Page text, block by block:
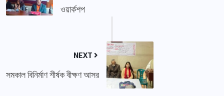
ওয়ার্কশপ
NEXT
সমকাল বিনির্মাণ শীর্ষক বীক্ষণ আসর